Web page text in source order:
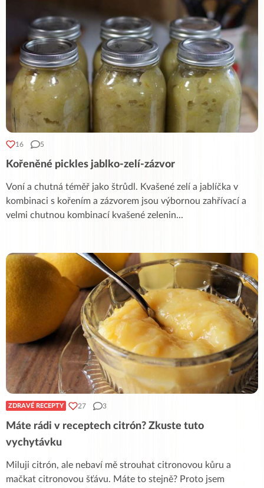
16 5
Kořeněné pickles jablko-zelí-zázvor
Voní a chutná téměř jako štrůdl. Kvašené zelí a jablíčka v
kombinaci s kořením a zázvorem jsou výbornou zahřívací a
velmi chutnou kombinací kvašené zelenin...
ZDRAVÉ RECEPTY 27 3
Máte rádi v receptech citrón? Zkuste tuto
vychytávku
Miluji citrón, ale nebaví mě strouhat citronovou kůru a
mačkat citronovou šťávu. Máte to stejně? Proto jsem